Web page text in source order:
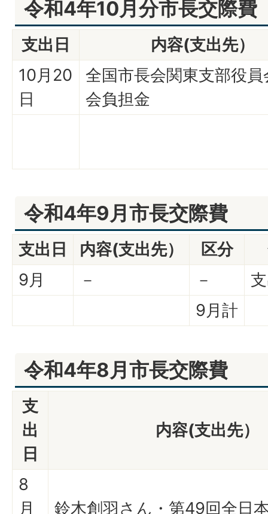
令和4年10月分市長交際費
支出日
内容(支出先）
10月20
日
全国市長会関東支部役員
会負担金
令和4年9月市長交際費
支出日 内容(支出先） 区分
9月
－ －
9月計
令和4年8月市長交際費
支
出
日
内容(支出先）
8
月
鈴木創羽さん・第49回全日